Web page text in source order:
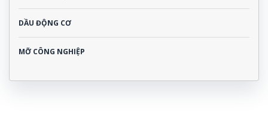
DẦU ĐỘNG CƠ
MỠ CÔNG NGHIỆP